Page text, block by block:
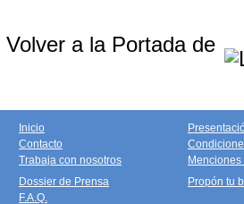
Volver a la Portada de
Inicio
Contacto
Trabaja con nosotros
Dossier de Prensa
F.A.Q.
Propón tu